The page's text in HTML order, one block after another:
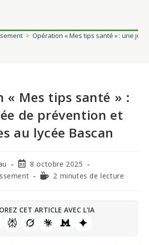
> Opération « Mes tips santé » : une
« Mes tips santé » :
de prévention et
au lycée Bascan
8 octobre 2025
2 minutes de lecture
CET ARTICLE AVEC L'IA